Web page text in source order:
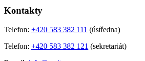
Kontakty
Telefon: +420 583 382 111 (ústředna)
Telefon: +420 583 382 121 (sekretariát)